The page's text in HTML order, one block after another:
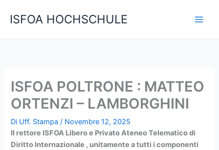
ISFOA HOCHSCHULE
ISFOA POLTRONE : MATTEO
ORTENZI – LAMBORGHINI
Di Uff. Stampa/ Novembre 12, 2025
Il rettore ISFOA Libero e Privato Ateneo Telematico di
Diritto Internazionale , unitamente a tutti i componenti
e